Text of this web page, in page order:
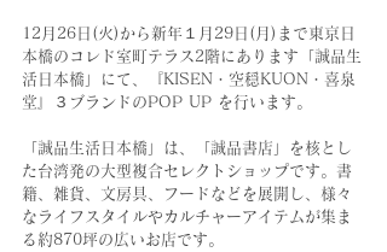
12月26日(火)から新年１月29日(月)まで東京日
本橋のコレド室町テラス2階にあります「誠品生
活日本橋」にて、『KISEN・空穏KUON・喜泉
堂』３ブランドのPOP UP を行います。
「誠品生活日本橋」は、「誠品書店」を核とし
た台湾発の大型複合セレクトショップです。書
籍、雑貨、文房具、フードなどを展開し、様々
なライフスタイルやカルチャーアイテムが集ま
る約870坪の広いお店です。